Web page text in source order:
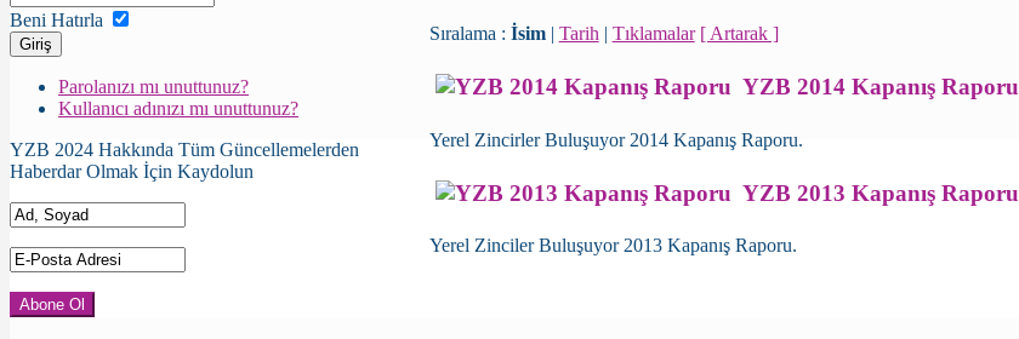
Sıralama : İsim | Tarih| Tıklamalar [ Artarak ]
YZB 2014 Kapanış Raporu
Yerel Zincirler Buluşuyor 2014 Kapanış Raporu.
YZB 2013 Kapanış Raporu
Yerel Zinciler Buluşuyor 2013 Kapanış Raporu.
Beni Hatırla
Giriş
Parolanızı mı unuttunuz?
Kullanıcı adınızı mı unuttunuz?
YZB 2024 Hakkında Tüm Güncellemelerden
Haberdar Olmak İçin Kaydolun